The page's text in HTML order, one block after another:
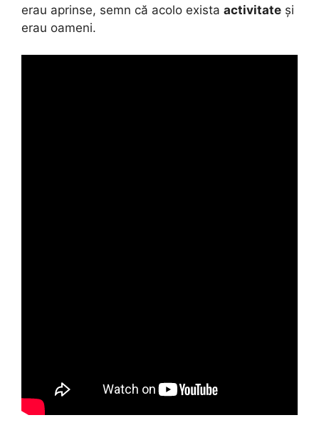
erau aprinse, semn că acolo exista activitate și
erau oameni.